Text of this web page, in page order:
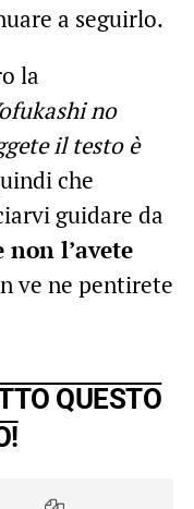
a seguirlo.
la
no
il testo è
che
guidare da
l’avete
ve ne pentirete
QUESTO